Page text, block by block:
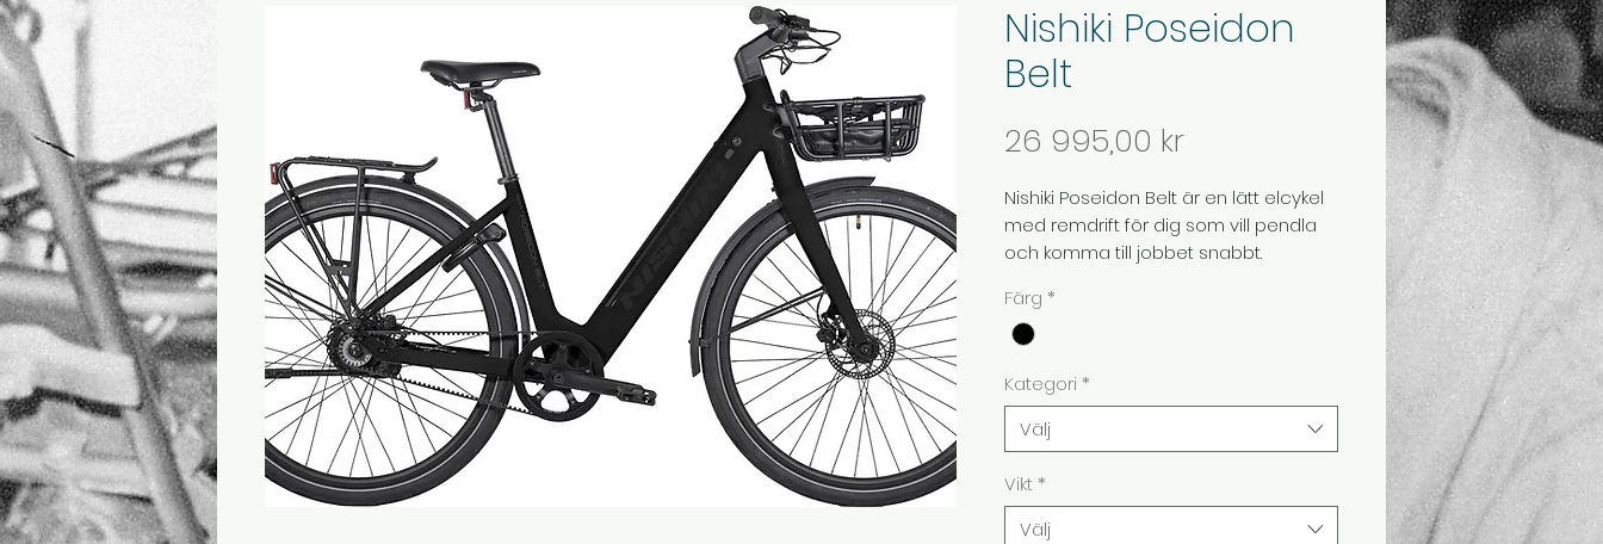
Nishiki Poseidon
Belt
26 995,00 krPris
Nishiki Poseidon Belt är en lätt elcykel
med remdrift för dig som vill pendla
och komma till jobbet snabbt.
Färg *
Kategori *
Välj
Vikt *
Välj